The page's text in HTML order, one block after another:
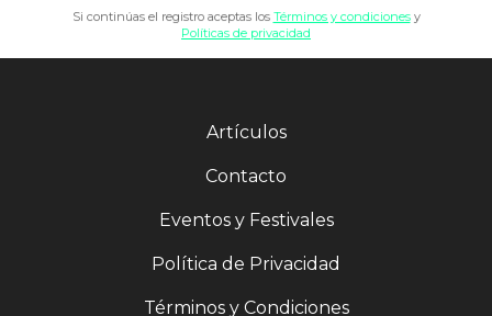
Si continúas el registro aceptas los Términos y condicionesy
Políticas de privacidad
Artículos
Contacto
Eventos y Festivales
Política de Privacidad
Términos y Condiciones